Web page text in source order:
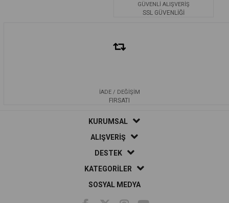
GÜVENLİ ALIŞVERİŞ
SSL GÜVENLİĞİ
İADE / DEĞİŞİM
FIRSATI
KURUMSAL
ALIŞVERİŞ
DESTEK
KATEGORİLER
SOSYAL MEDYA